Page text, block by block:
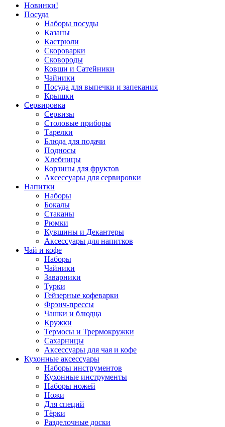
Новинки!
Посуда
Наборы посуды
Казаны
Кастрюли
Скороварки
Сковороды
Ковши и Сатейники
Чайники
Посуда для выпечки и запекания
Крышки
Сервировка
Сервизы
Столовые приборы
Тарелки
Блюда для подачи
Подносы
Хлебницы
Корзины для фруктов
Аксессуары для сервировки
Напитки
Наборы
Бокалы
Стаканы
Рюмки
Кувшины и Декантеры
Аксессуары для напитков
Чай и кофе
Наборы
Чайники
Заварники
Турки
Гейзерные кофеварки
Фрэнч-прессы
Чашки и блюдца
Кружки
Термосы и Трермокружки
Сахарницы
Аксессуары для чая и кофе
Кухонные аксессуары
Наборы инструментов
Кухонные инструменты
Наборы ножей
Ножи
Для специй
Тёрки
Разделочные доски